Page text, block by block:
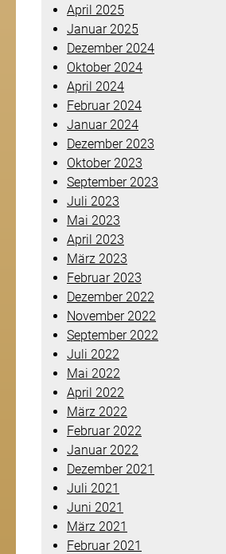
April 2025
Januar 2025
Dezember 2024
Oktober 2024
April 2024
Februar 2024
Januar 2024
Dezember 2023
Oktober 2023
September 2023
Juli 2023
Mai 2023
April 2023
März 2023
Februar 2023
Dezember 2022
November 2022
September 2022
Juli 2022
Mai 2022
April 2022
März 2022
Februar 2022
Januar 2022
Dezember 2021
Juli 2021
Juni 2021
März 2021
Februar 2021